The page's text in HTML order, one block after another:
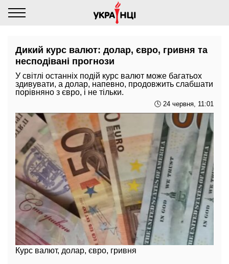
Дикий курс валют: долар, євро, гривня та
несподівані прогнози
У світлі останніх подій курс валют може багатьох
здивувати, а долар, напевно, продовжить слабшати
порівняно з євро, і не тільки.
🕓 24 червня, 11:01
Курс валют, долар, євро, гривня